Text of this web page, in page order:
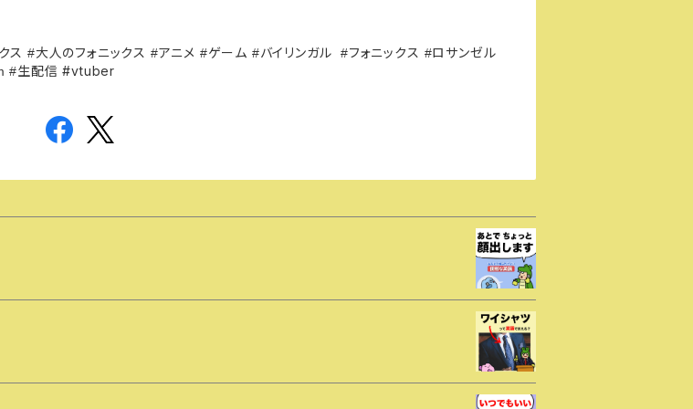
ス #大人のフォニックス #アニメ #ゲーム #バイリンガル #フォニックス #ロサンゼル
#生配信 #vtuber